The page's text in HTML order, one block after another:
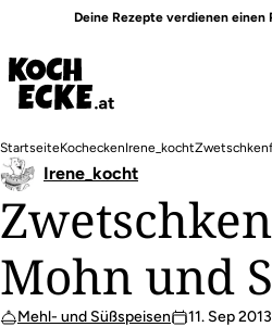
Inhalt
Deine Rezepte verdienen einen
Pfadnavigation
StartseiteKocheckenIrene_kocht
Mohn und
Mehl- und Süßspeisen 11. Sep 2013
Irene_kocht